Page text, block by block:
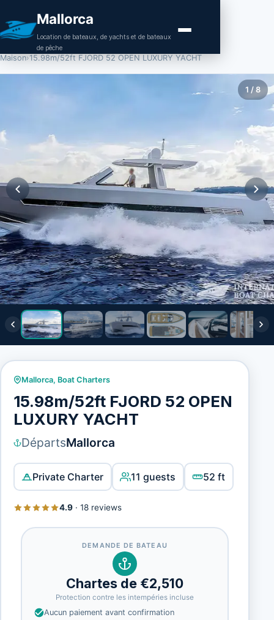
Mallorca
Location de bateaux, de yachts et de bateaux
de pêche
Maison›15.98m/52ft FJORD 52 OPEN LUXURY YACHT
1 /8
Mallorca, Boat Charters
15.98m/52ft FJORD 52 OPEN
LUXURY YACHT
DépartsMallorca
Private Charter 11 guests 52 ft
4.9· 18 reviews
DEMANDE DE BATEAU
Chartes de €2,510
Protection contre les intempéries incluse
Aucun paiement avant confirmation